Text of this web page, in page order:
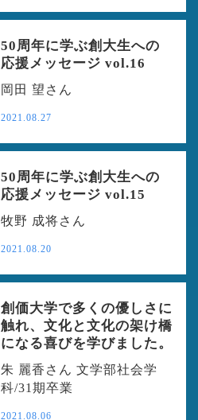
50周年に学ぶ創大生への
応援メッセージ vol.16
岡田 望さん
2021.08.27
50周年に学ぶ創大生への
応援メッセージ vol.15
牧野 成将さん
2021.08.20
創価大学で多くの優しさに
触れ、文化と文化の架け橋
になる喜びを学びました。
朱 麗香さん 文学部社会学
科/31期卒業
2021.08.06